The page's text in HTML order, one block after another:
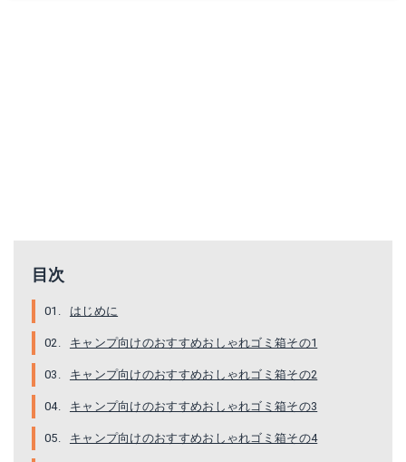
目次
はじめに
キャンプ向けのおすすめおしゃれゴミ箱その1
キャンプ向けのおすすめおしゃれゴミ箱その2
キャンプ向けのおすすめおしゃれゴミ箱その3
キャンプ向けのおすすめおしゃれゴミ箱その4
楽天で詳細を見る
Yahoo!ショッピングで見る